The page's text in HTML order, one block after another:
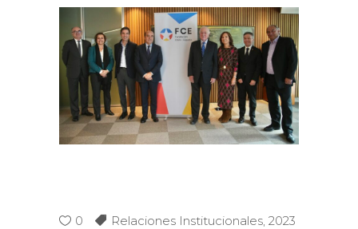
0 Relaciones Institucionales, 2023